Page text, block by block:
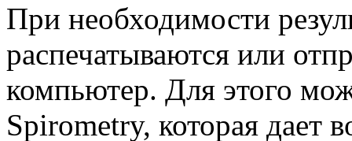
При необходимости
распечатываются или
компьютер. Для этого
Spirometry, которая дает